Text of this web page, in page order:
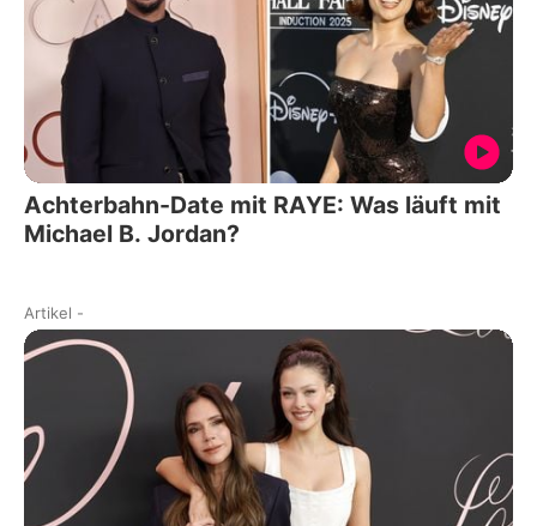
Achterbahn-Date mit RAYE: Was läuft mit
Michael B. Jordan?
Artikel -